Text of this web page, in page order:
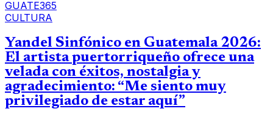
GUATE365
CULTURA
Yandel Sinfónico en Guatemala 2026:
El artista puertorriqueño ofrece una
velada con éxitos, nostalgia y
agradecimiento: “Me siento muy
privilegiado de estar aquí”